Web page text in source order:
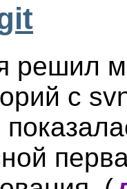
решил
с